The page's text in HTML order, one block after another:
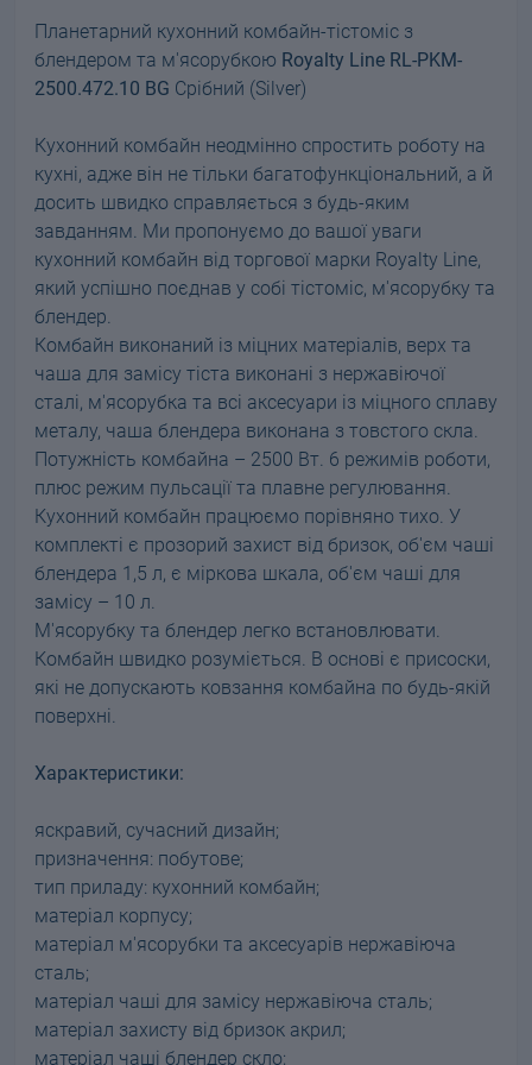
Планетарний кухонний комбайн-тістоміс з
блендером та м'ясорубкою Royalty Line RL-PKM-
2500.472.10 BG Срібний (Silver)
Кухонний комбайн неодмінно спростить роботу на
кухні, адже він не тільки багатофункціональний, а й
досить швидко справляється з будь-яким
завданням. Ми пропонуємо до вашої уваги
кухонний комбайн від торгової марки Royalty Line,
який успішно поєднав у собі тістоміс, м'ясорубку та
блендер.
Комбайн виконаний із міцних матеріалів, верх та
чаша для замісу тіста виконані з нержавіючої
сталі, м'ясорубка та всі аксесуари із міцного сплаву
металу, чаша блендера виконана з товстого скла.
Потужність комбайна – 2500 Вт. 6 режимів роботи,
плюс режим пульсації та плавне регулювання.
Кухонний комбайн працюємо порівняно тихо. У
комплекті є прозорий захист від бризок, об'єм чаші
блендера 1,5 л, є міркова шкала, об'єм чаші для
замісу – 10 л.
М'ясорубку та блендер легко встановлювати.
Комбайн швидко розуміється. В основі є присоски,
які не допускають ковзання комбайна по будь-якій
поверхні.
Характеристики:
яскравий, сучасний дизайн;
призначення: побутове;
тип приладу: кухонний комбайн;
матеріал корпусу;
матеріал м'ясорубки та аксесуарів нержавіюча
сталь;
матеріал чаші для замісу нержавіюча сталь;
матеріал захисту від бризок акрил;
матеріал чаші блендер скло;